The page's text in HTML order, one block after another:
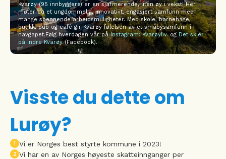
Kvarøy (95 innbyggere) er en sjarmerende, liten øy i vekst! Her
møter du et ungdommelig, innovativt, engasjert samfunn med
mange spennende arbeidsmuligheter. Med skole, barnehage,
butikk, pub og café gir Kvarøy følelsen av et småbysamfunn i
havgapet.Følg hverdagen vår påInstagram: Kvarøyliv. og Det skjer
på Indre Kvarøy(Facebook).
Visste du dette om
Lurøy?
1 Vi er Norges best styrte kommune i 2023!
2 Vi har en av Norges høyeste skatteinnganger per